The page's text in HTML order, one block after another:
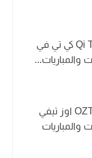
تحميل تطبيق Qi TV كي تي في
والمباريات...
تحميل تطبيق OZTV اوز تيفي
والمباريات